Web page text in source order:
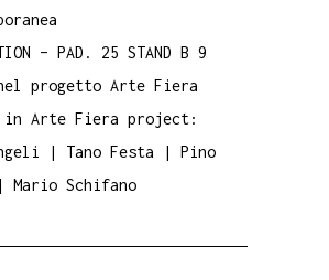
– PAD. 25 STAND B 9
progetto Arte Fiera
Arte Fiera project:
| Tano Festa | Pino
Mario Schifano